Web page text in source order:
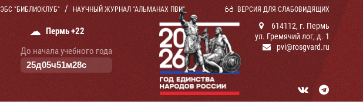
ЭБС "БИБЛИОКЛУБ" НАУЧНЫЙ ЖУРНАЛ "АЛЬМАНАХ ПВИ" ВЕРСИЯ ДЛЯ СЛАБОВИДЯЩИХ
☁ Пермь +22
До начала учебного года
25д05ч51м27с
614112, г. Пермь
ул. Гремячий лог, д. 1
pvi@rosgvard.ru